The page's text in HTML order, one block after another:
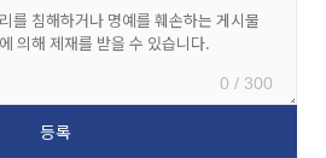
0 / 300